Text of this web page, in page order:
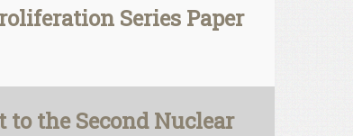
Series Paper
to the Second Nuclear